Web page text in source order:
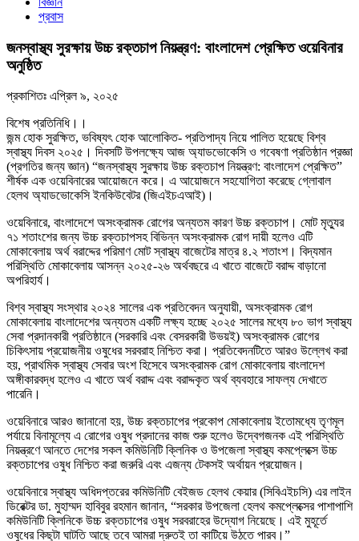
প্রবাস
জনস্বাস্থ্য সুরক্ষায় উচ্চ রক্তচাপ নিয়ন্ত্রণ: বাংলাদেশ প্রেক্ষিত ওয়েবিনার
অনুষ্ঠিত
প্রকাশিতঃ এপ্রিল ৯, ২০২৫
বিশেষ প্রতিনিধি।।
জন্ম হোক সুরক্ষিত, ভবিষ্যৎ হোক আলোকিত- প্রতিপাদ্য নিয়ে পালিত হয়েছে বিশ্ব
স্বাস্থ্য দিবস ২০২৫। দিবসটি উপলক্ষ্যে আজ অ্যাডভোকেসি ও গবেষণা প্রতিষ্ঠান প্রজ্ঞা
(প্রগতির জন্য জ্ঞান) “জনস্বাস্থ্য সুরক্ষায় উচ্চ রক্তচাপ নিয়ন্ত্রণ: বাংলাদেশ প্রেক্ষিত”
শীর্ষক এক ওয়েবিনারের আয়োজনে করে। এ আয়োজনে সহযোগিতা করেছে গ্লোবাল
হেলথ অ্যাডভোকেসি ইনকিউবেটর (জিএইচএআই)।
ওয়েবিনারে, বাংলাদেশে অসংক্রামক রোগের অন্যতম কারণ উচ্চ রক্তচাপ। মোট মৃত্যুর
৭১ শতাংশের জন্য উচ্চ রক্তচাপসহ বিভিন্ন অসংক্রামক রোগ দায়ী হলেও এটি
মোকাবেলায় অর্থ বরাদ্দের পরিমাণ মোট স্বাস্থ্য বাজেটের মাত্র ৪.২ শতাংশ। বিদ্যমান
পরিস্থিতি মোকাবেলায় আসন্ন ২০২৫-২৬ অর্থবছরে এ খাতে বাজেটে বরাদ্দ বাড়ানো
অপরিহার্য।
বিশ্ব স্বাস্থ্য সংস্থার ২০২৪ সালের এক প্রতিবেদন অনুযায়ী, অসংক্রামক রোগ
মোকাবেলায় বাংলাদেশের অন্যতম একটি লক্ষ্য হচ্ছে ২০২৫ সালের মধ্যে ৮০ ভাগ স্বাস্থ্য
সেবা প্রদানকারী প্রতিষ্ঠানে (সরকারি এবং বেসরকারী উভয়ই) অসংক্রামক রোগের
চিকিৎসায় প্রয়োজনীয় ওষুধের সরবরাহ নিশ্চিত করা। প্রতিবেদনটিতে আরও উল্লেখ করা
হয়, প্রাথমিক স্বাস্থ্য সেবার অংশ হিসেবে অসংক্রামক রোগ মোকাবেলায় বাংলাদেশ
অঙ্গীকারবদ্ধ হলেও এ খাতে অর্থ বরাদ্দ এবং বরাদ্দকৃত অর্থ ব্যবহারে সাফল্য দেখাতে
পারেনি।
ওয়েবিনারে আরও জানানো হয়, উচ্চ রক্তচাপের প্রকোপ মোকাবেলায় ইতোমধ্যে তৃণমূল
পর্যায়ে বিনামূল্যে এ রোগের ওষুধ প্রদানের কাজ শুরু হলেও উদ্বেগজনক এই পরিস্থিতি
নিয়ন্ত্রণে আনতে দেশের সকল কমিউনিটি ক্লিনিক ও উপজেলা স্বাস্থ্য কমপ্লেক্সে উচ্চ
রক্তচাপের ওষুধ নিশ্চিত করা জরুরি এবং এজন্য টেকসই অর্থায়ন প্রয়োজন।
ওয়েবিনারে স্বাস্থ্য অধিদপ্তরের কমিউনিটি বেইজড হেলথ কেয়ার (সিবিএইচসি) এর লাইন
ডিরেক্টর ডা. মুহাম্মদ হাবিবুর রহমান জানান, “সরকার উপজেলা হেলথ কমপ্লেক্সের পাশাপাশি
কমিউনিটি ক্লিনিকে উচ্চ রক্তচাপের ওষুধ সরবরাহের উদ্যোগ নিয়েছে। এই মুহূর্তে
ওষুধের কিছুটা ঘাটতি আছে তবে আমরা দ্রুতই তা কাটিয়ে উঠতে পারব।”